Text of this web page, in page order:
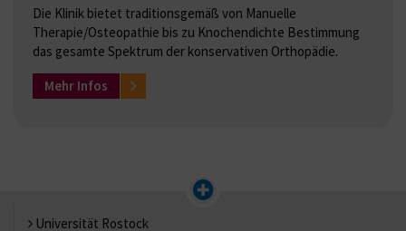
Die Klinik bietet traditionsgemäß von Manuelle
Therapie/Osteopathie bis zu Knochendichte Bestimmung
das gesamte Spektrum der konservativen Orthopädie.
Mehr Infos
Universität Rostock